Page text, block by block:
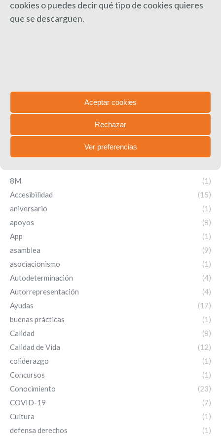
cookies o puedes decir qué tipo de cookies quieres
que se descarguen.
Aceptar cookies
Rechazar
Ver preferencias
Save my name, email, and website in this browser for the next time I
Search:
Categorías
8M
(1)
Accesibilidad
(15)
aniversario
(1)
apoyos
(8)
App
(1)
asamblea
(9)
asociacionismo
(1)
Autodeterminación
(4)
Autorrepresentación
(4)
Ayudas
(17)
buenas prácticas
(1)
Calidad
(8)
Calidad de Vida
(12)
coliderazgo
(1)
Concursos
(1)
Conocimiento
(23)
COVID-19
(7)
Cultura
(1)
defensa derechos
(1)